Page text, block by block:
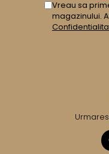
Vreau sa
magazinului.